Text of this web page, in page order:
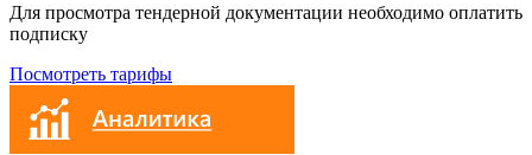
Для просмотра тендерной документации необходимо оплатить
подписку
Посмотреть тарифы